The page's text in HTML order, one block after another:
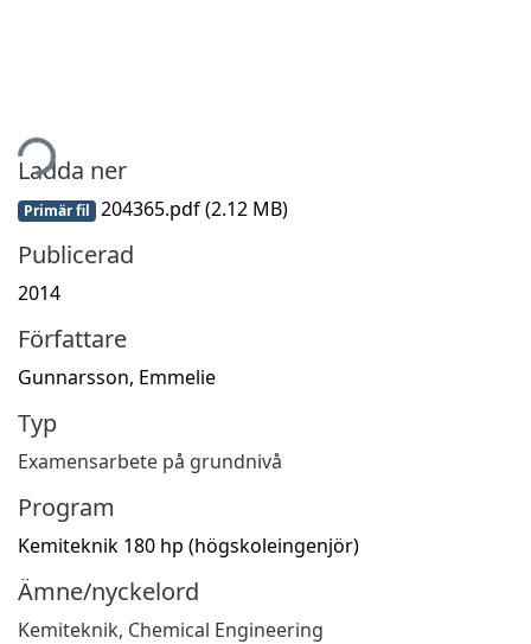
Ladda ner
Primär fil 204365.pdf(2.12 MB)
Publicerad
2014
Författare
Gunnarsson, Emmelie
Typ
Examensarbete på grundnivå
Program
Kemiteknik 180 hp (högskoleingenjör)
Ämne/nyckelord
Kemiteknik, Chemical Engineering